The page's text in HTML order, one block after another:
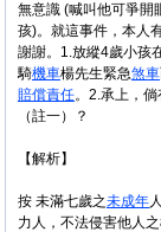
無意識 (喊叫他可爭開
孩)。就這事件，本人
謝謝。1.放縱4歲小孩
騎機車楊先生緊急煞車
賠償責任。2.承上，
（註一）？
【解析】
按 未滿七歲之未成年
力人，不法侵害他人